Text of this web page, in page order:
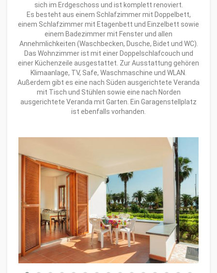
sich im Erdgeschoss und ist komplett renoviert.
Es besteht aus einem Schlafzimmer mit Doppelbett,
einem Schlafzimmer mit Etagenbett und Einzelbett sowie
einem Badezimmer mit Fenster und allen
Annehmlichkeiten (Waschbecken, Dusche, Bidet und WC).
Das Wohnzimmer ist mit einer Doppelschlafcouch und
einer Küchenzeile ausgestattet. Zur Ausstattung gehören
Klimaanlage, TV, Safe, Waschmaschine und WLAN.
Außerdem gibt es eine nach Süden ausgerichtete Veranda
mit Tisch und Stühlen sowie eine nach Norden
ausgerichtete Veranda mit Garten. Ein Garagenstellplatz
ist ebenfalls vorhanden.